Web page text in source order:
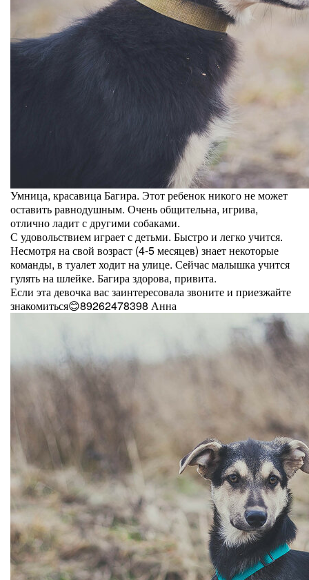
Умница, красавица Багира. Этот ребенок никого не может
оставить равнодушным. Очень общительна, игрива,
отлично ладит с другими собаками.
С удовольствием играет с детьми. Быстро и легко учится.
Несмотря на свой возраст (4-5 месяцев) знает некоторые
команды, в туалет ходит на улице. Сейчас малышка учится
гулять на шлейке. Багира здорова, привита.
Если эта девочка вас заинтересовала звоните и приезжайте
знакомиться😊89262478398 Анна